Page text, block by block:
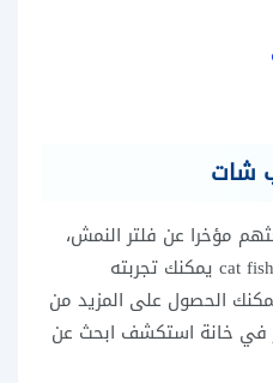
شات
مؤخرا عن فلتر النمش،
اسم فلتر النمش سناب شات cat fish يمكنك تجربته
الحصول على المزيد من
في خانة استكشف ابحث عن